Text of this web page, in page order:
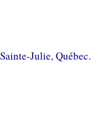
Julie, Québec.